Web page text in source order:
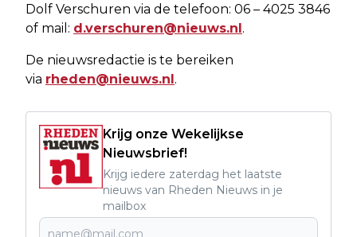
Dolf Verschuren via de telefoon: 06 – 4025 3846
of mail: d.verschuren@nieuws.nl .
De nieuwsredactie is te bereiken
via rheden@nieuws.nl .
Krijg onze Wekelijkse
Nieuwsbrief!
Krijg iedere zaterdag het laatste
nieuws van Rheden Nieuws in je
mailbox